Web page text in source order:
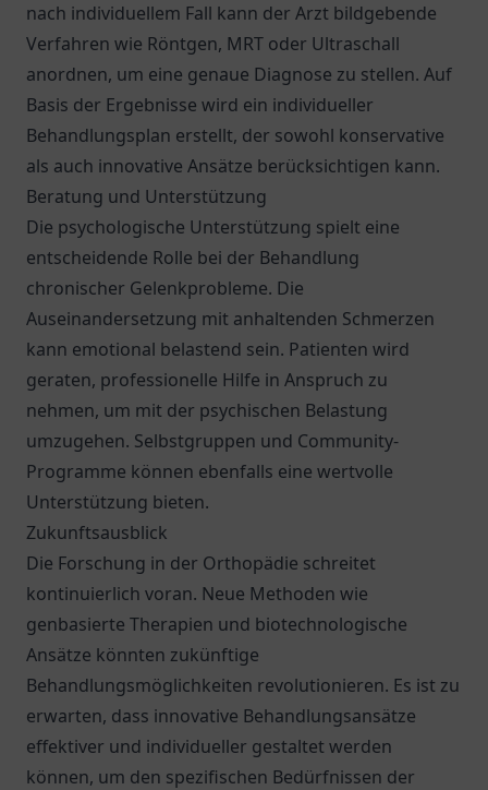
nach individuellem Fall kann der Arzt bildgebende
Verfahren wie Röntgen, MRT oder Ultraschall
anordnen, um eine genaue Diagnose zu stellen. Auf
Basis der Ergebnisse wird ein individueller
Behandlungsplan erstellt, der sowohl konservative
als auch innovative Ansätze berücksichtigen kann.
Beratung und Unterstützung
Die psychologische Unterstützung spielt eine
entscheidende Rolle bei der Behandlung
chronischer Gelenkprobleme. Die
Auseinandersetzung mit anhaltenden Schmerzen
kann emotional belastend sein. Patienten wird
geraten, professionelle Hilfe in Anspruch zu
nehmen, um mit der psychischen Belastung
umzugehen. Selbstgruppen und Community-
Programme können ebenfalls eine wertvolle
Unterstützung bieten.
Zukunftsausblick
Die Forschung in der Orthopädie schreitet
kontinuierlich voran. Neue Methoden wie
genbasierte Therapien und biotechnologische
Ansätze könnten zukünftige
Behandlungsmöglichkeiten revolutionieren. Es ist zu
erwarten, dass innovative Behandlungsansätze
effektiver und individueller gestaltet werden
können, um den spezifischen Bedürfnissen der